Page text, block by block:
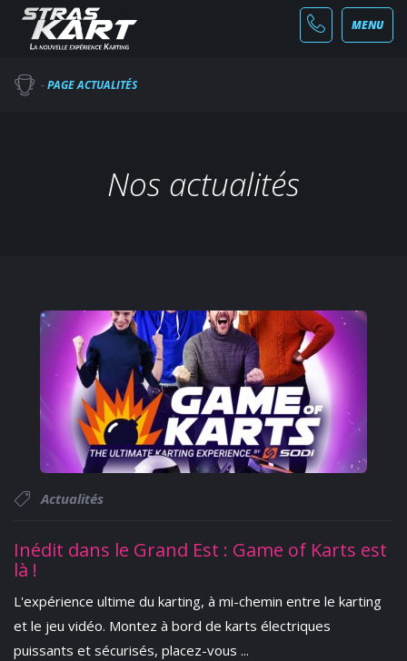
MENU
-PAGE ACTUALITÉS
Nos actualités
Actualités
Inédit dans le Grand Est : Game of Karts est
là !
L'expérience ultime du karting, à mi-chemin entre le karting
et le jeu vidéo. Montez à bord de karts électriques
puissants et sécurisés, placez-vous ...